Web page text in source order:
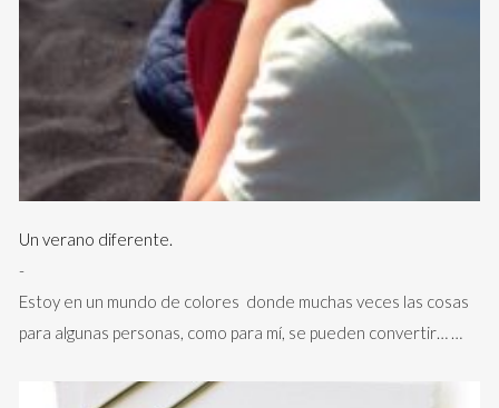
Un verano diferente.
-
Estoy en un mundo de colores donde muchas veces las cosas
para algunas personas, como para mí, se pueden convertir… …